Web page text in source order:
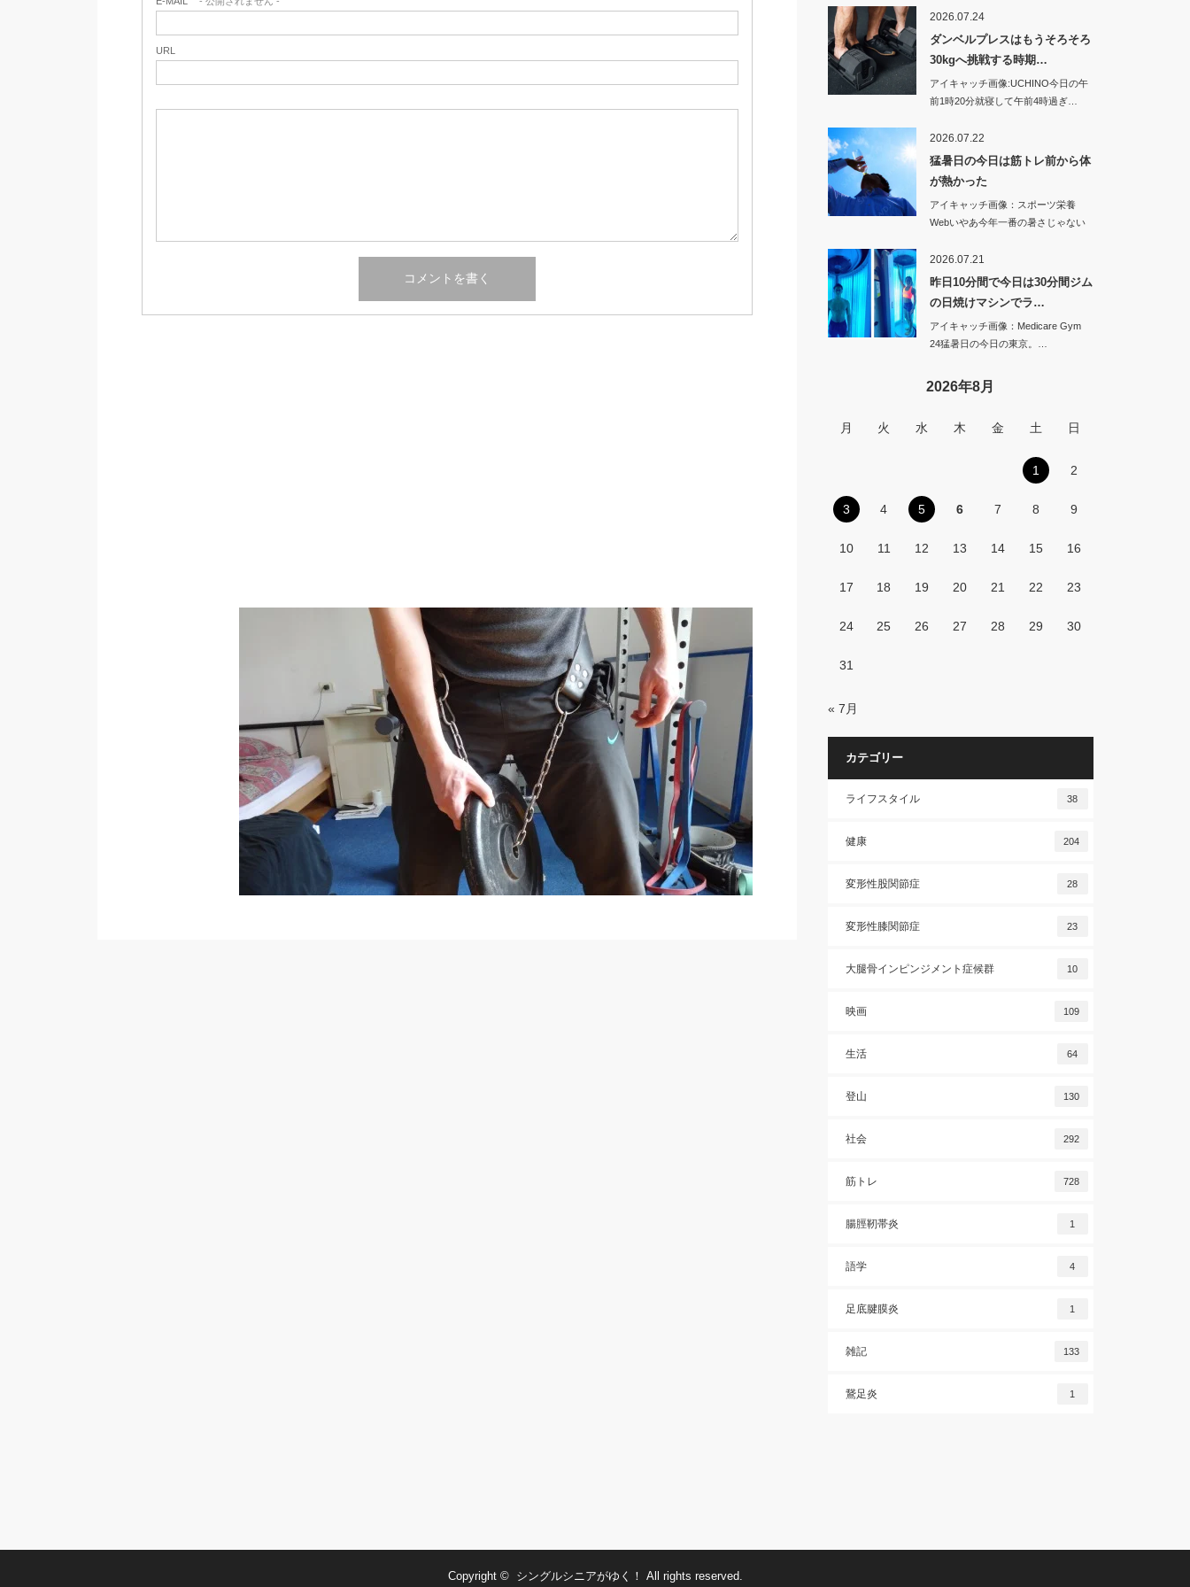
URL
2026.07.24
ダンベルプレスはもうそろそろ
30kgへ挑戦する時期…
アイキャッチ画像:UCHINO今日の午
前1時20分就寝して午前4時過ぎ…
2026.07.22
猛暑日の今日は筋トレ前から体
が熱かった
アイキャッチ画像：スポーツ栄養
Webいやあ今年一番の暑さじゃない
2026.07.21
昨日10分間で今日は30分間ジム
の日焼けマシンでラ…
アイキャッチ画像：Medicare Gym
24猛暑日の今日の東京。…
2026年8月
月 火 水 木 金 土 日
1 2
3 4 5 6 7 8 9
10 11 12 13 14 15 16
17 18 19 20 21 22 23
24 25 26 27 28 29 30
31
« 7月
カテゴリー
ライフスタイル 38
健康 204
変形性股関節症 28
変形性膝関節症 23
大腿骨インピンジメント症候群 10
映画 109
生活 64
登山 130
社会 292
筋トレ 728
腸脛靭帯炎 1
語学 4
足底腱膜炎 1
雑記 133
鵞足炎 1
Copyright © シングルシニアがゆく！ All rights reserved.